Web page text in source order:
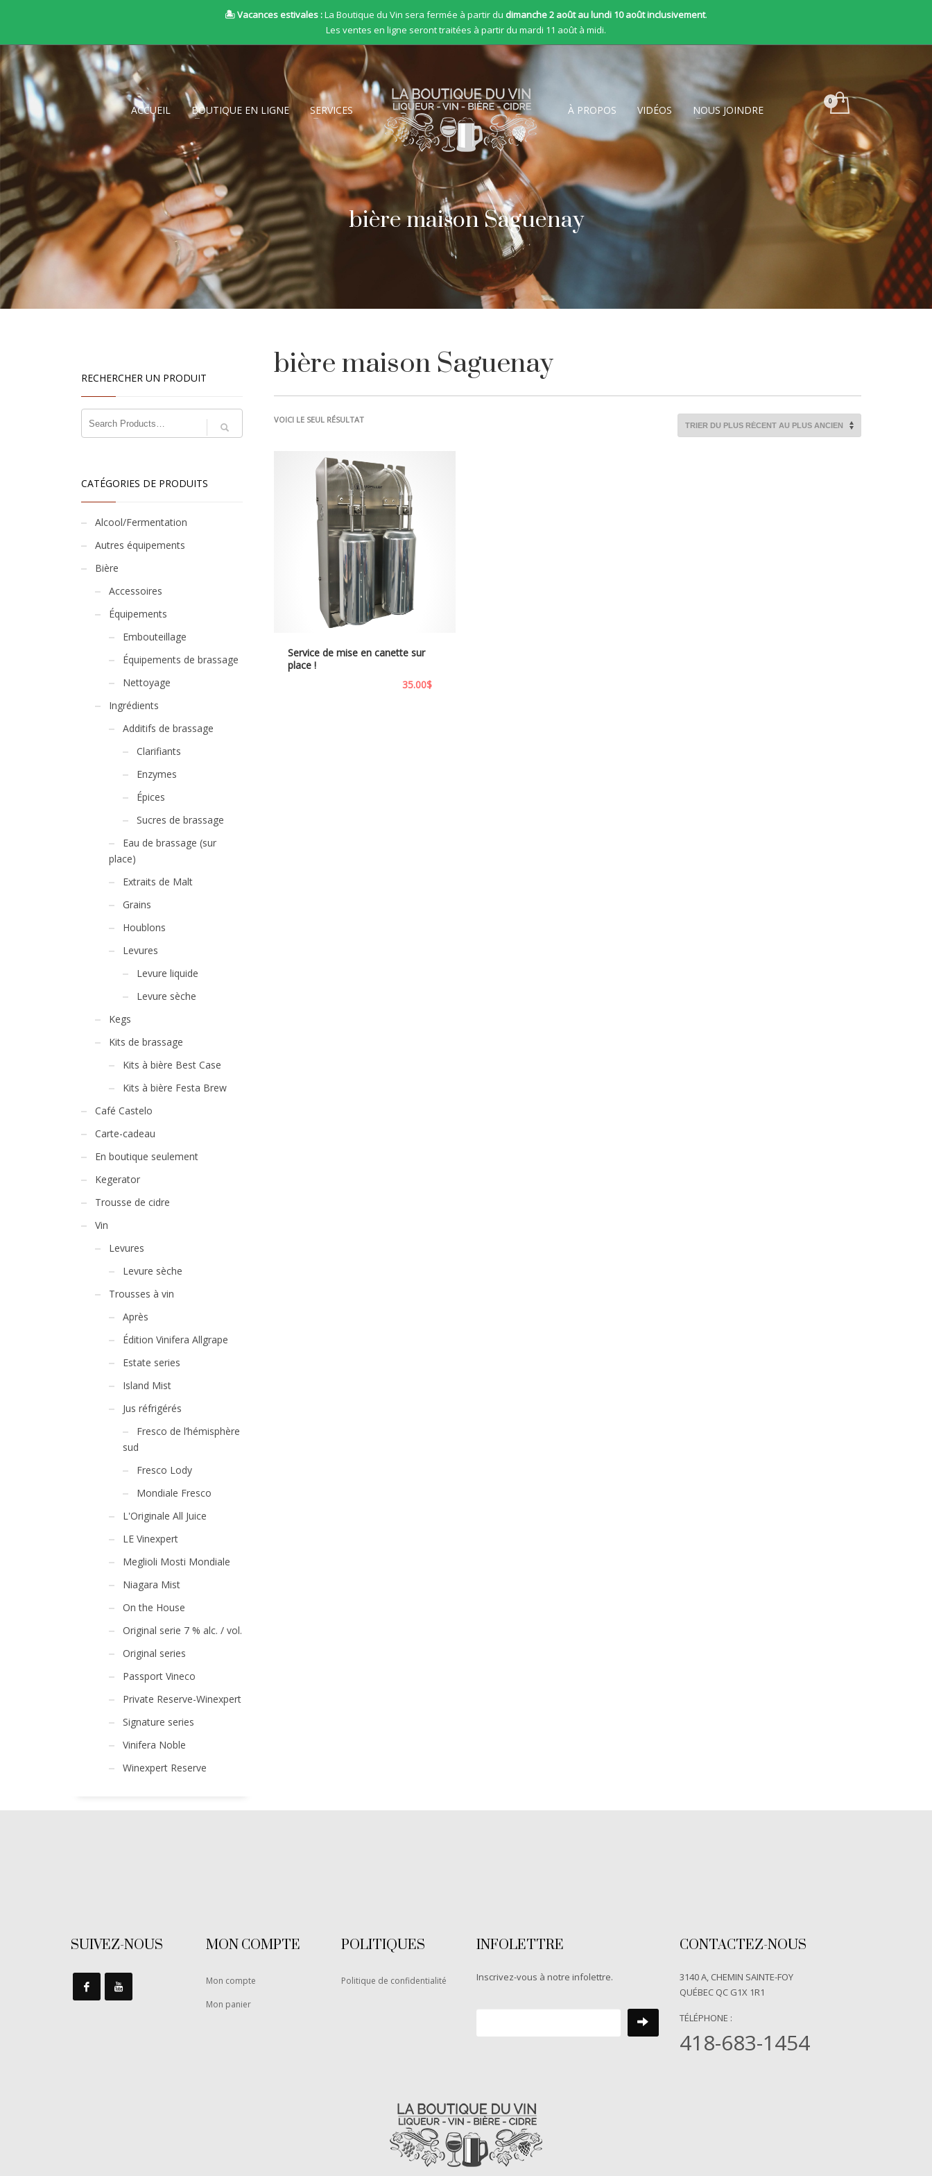
🏝 Vacances estivales :La Boutique du Vin sera fermée à partir du dimanche 2 août au lundi 10 août inclusivement.
Les ventes en ligne seront traitées à partir du mardi 11 août à midi.
ACCUEIL BOUTIQUE EN LIGNE SERVICES À PROPOS VIDÉOS NOUS JOINDRE
bière maison Saguenay
bière maison Saguenay
VOICI LE SEUL RÉSULTAT
Service de mise en canette sur
place !
35.00$
RECHERCHER UN PRODUIT
CATÉGORIES DE PRODUITS
Alcool/Fermentation
Autres équipements
Bière
Accessoires
Équipements
Embouteillage
Équipements de brassage
Nettoyage
Ingrédients
Additifs de brassage
Clarifiants
Enzymes
Épices
Sucres de brassage
Eau de brassage (sur
place)
Extraits de Malt
Grains
Houblons
Levures
Levure liquide
Levure sèche
Kegs
Kits de brassage
Kits à bière Best Case
Kits à bière Festa Brew
Café Castelo
Carte-cadeau
En boutique seulement
Kegerator
Trousse de cidre
Vin
Levures
Levure sèche
Trousses à vin
Après
Édition Vinifera Allgrape
Estate series
Island Mist
Jus réfrigérés
Fresco de l’hémisphère
sud
Fresco Lody
Mondiale Fresco
L'Originale All Juice
LE Vinexpert
Meglioli Mosti Mondiale
Niagara Mist
On the House
Original serie 7 % alc. / vol.
Original series
Passport Vineco
Private Reserve-Winexpert
Signature series
Vinifera Noble
Winexpert Reserve
SUIVEZ-NOUS MON COMPTE
Mon compte
Mon panier
POLITIQUES
Politique de confidentialité
INFOLETTRE
Inscrivez-vous à notre infolettre.
CONTACTEZ-NOUS
3140 A, CHEMIN SAINTE-FOY
QUÉBEC QC G1X 1R1
TÉLÉPHONE :
418-683-1454